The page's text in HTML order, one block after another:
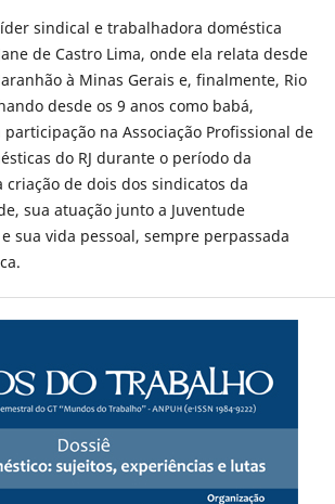
sindical e trabalhadora doméstica
de Castro Lima, onde ela relata desde
à Minas Gerais e, finalmente, Rio
desde os 9 anos como babá,
na Associação Profissional de
do RJ durante o período da
de dois dos sindicatos da
sua atuação junto a Juventude
sua vida pessoal, sempre perpassada